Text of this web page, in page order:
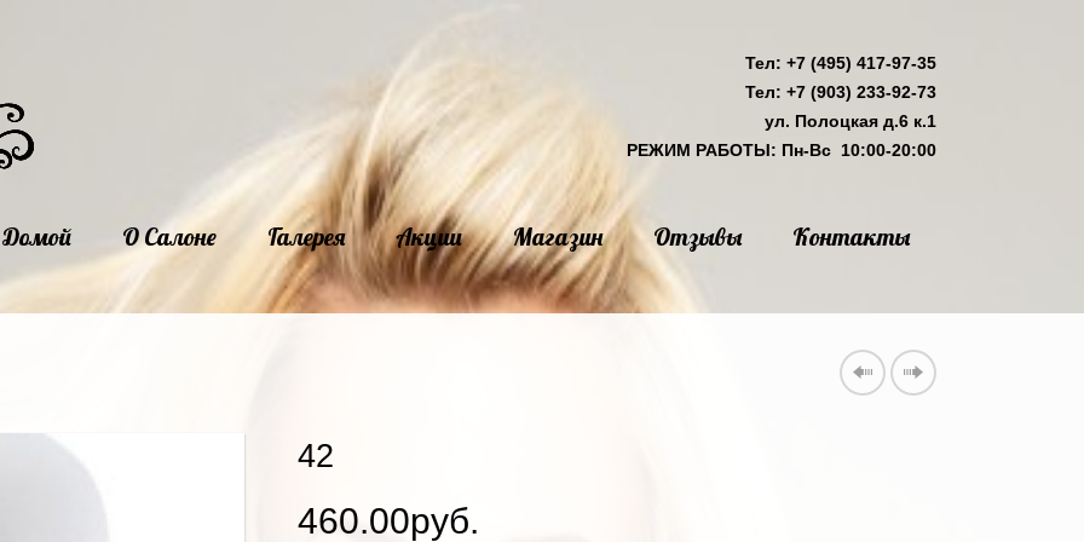
Тел: +7 (495) 417-97-35
Тел: +7 (903) 233-92-73
ул. Полоцкая д.6 к.1
РЕЖИМ РАБОТЫ: Пн-Вс 10:00-20:00
Домой О Салоне Галерея Акции Магазин Отзывы Контакты
42
460.00руб.